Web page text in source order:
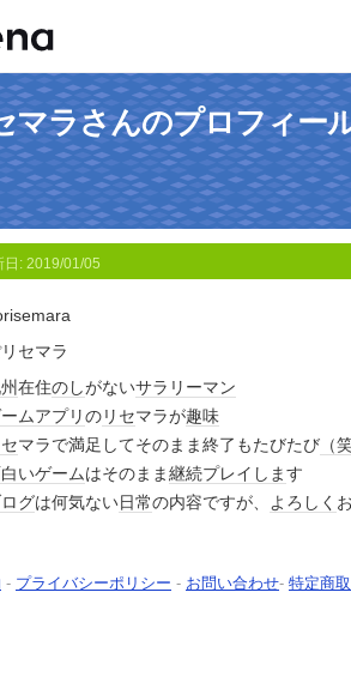
マラさんのプロフィー
日: 2019/01/05
セマラ
在住のしがないサラリーマン
ムアプリのリセマラが趣味
マラで満足してそのまま終了もたびたび （
いゲームはそのまま継続プレイ します
グは何気ない日常の内容ですが、 よろしく
- プライバシーポリシー - お問い合わせ- 特定商